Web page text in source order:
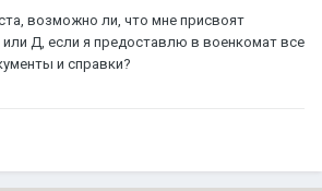
возможно ли, что мне присвоят
или Д, если я предоставлю в военкомат все
и справки?